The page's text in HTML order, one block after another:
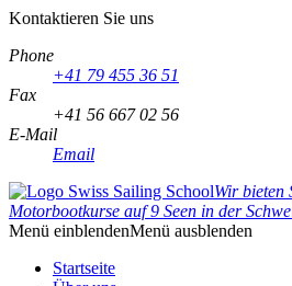
Kontaktieren Sie uns
Phone
+41 79 455 36 51
Fax
+41 56 667 02 56
E-Mail
Email
Wir bieten
Motorbootkurse auf 9 Seen in der
Menü einblendenMenü ausblenden
Startseite